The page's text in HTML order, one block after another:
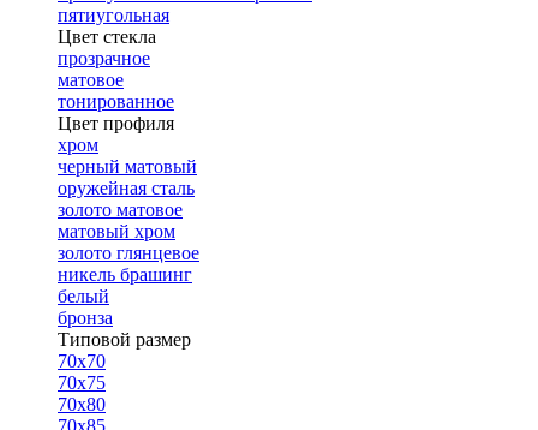
пятиугольная
Цвет стекла
прозрачное
матовое
тонированное
Цвет профиля
хром
черный матовый
оружейная сталь
золото матовое
матовый хром
золото глянцевое
никель брашинг
белый
бронза
Типовой размер
70х70
70х75
70х80
70х85